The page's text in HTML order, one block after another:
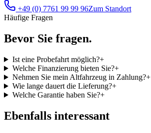
+49 (0) 7761 99 99 96Zum Standort
Häufige Fragen
Bevor Sie fragen.
Ist eine Probefahrt möglich?+
Welche Finanzierung bieten Sie?+
Nehmen Sie mein Altfahrzeug in Zahlung?+
Wie lange dauert die Lieferung?+
Welche Garantie haben Sie?+
Ebenfalls interessant